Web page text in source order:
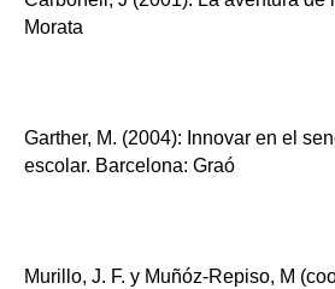
Morata
Garther, M. (2004): Innovar en el
escolar. Barcelona: Graó
Murillo, J. F. y Muñóz-Repiso, M